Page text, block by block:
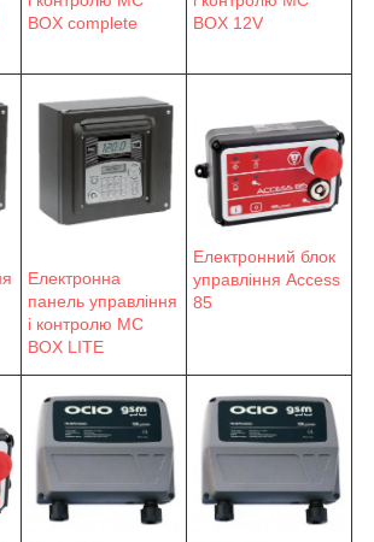
BOX complete
BOX 12V
Електронна
панель управління
і контролю MC
BOX LITE
Електронний блок
управління Access
85